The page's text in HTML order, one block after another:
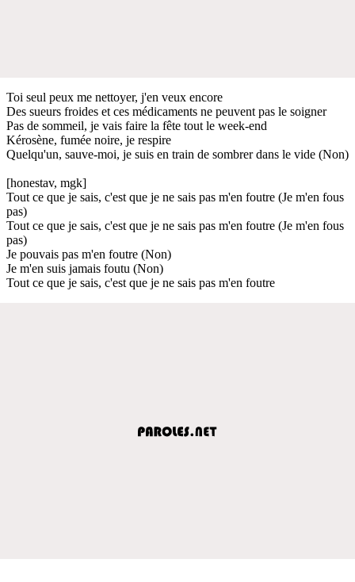
Toi seul peux me nettoyer, j'en veux encore
Des sueurs froides et ces médicaments ne peuvent pas le soigner
Pas de sommeil, je vais faire la fête tout le week-end
Kérosène, fumée noire, je respire
Quelqu'un, sauve-moi, je suis en train de sombrer dans le vide (Non)
[honestav, mgk]
Tout ce que je sais, c'est que je ne sais pas m'en foutre (Je m'en fous
pas)
Tout ce que je sais, c'est que je ne sais pas m'en foutre (Je m'en fous
pas)
Je pouvais pas m'en foutre (Non)
Je m'en suis jamais foutu (Non)
Tout ce que je sais, c'est que je ne sais pas m'en foutre